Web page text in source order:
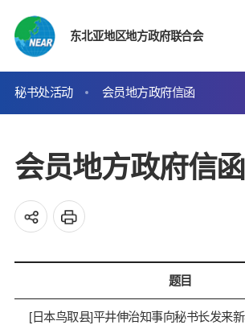
东北亚地区地方政府联合会
秘书处活动 会员地方政府信函
会员地方政府信函
题目
[日本鸟取县]平井伸治知事向秘书长发来